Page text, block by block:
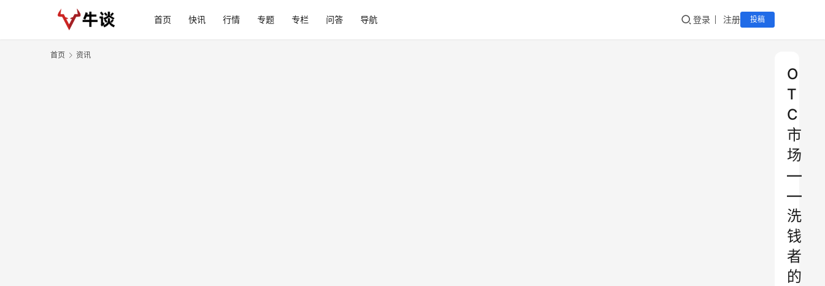
首页 快讯 行情 专题 专栏 问答 导航 登录 注册 投稿
首页 资讯
O
T
C
市
场
—
—
洗
钱
者
的